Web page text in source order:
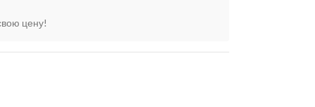
цену!